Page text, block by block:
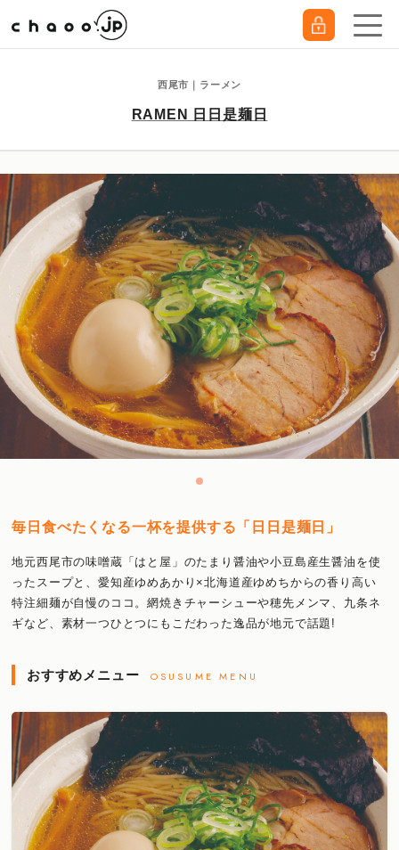
西尾市｜ラーメン
RAMEN 日日是麺日
毎日食べたくなる一杯を提供する「日日是麺日」
地元西尾市の味噌蔵「はと屋」のたまり醤油や小豆島産生醤油を使
ったスープと、愛知産ゆめあかり×北海道産ゆめちからの香り高い
特注細麺が自慢のココ。網焼きチャーシューや穂先メンマ、九条ネ
ギなど、素材一つひとつにもこだわった逸品が地元で話題!
おすすめメニュー OSUSUME MENU